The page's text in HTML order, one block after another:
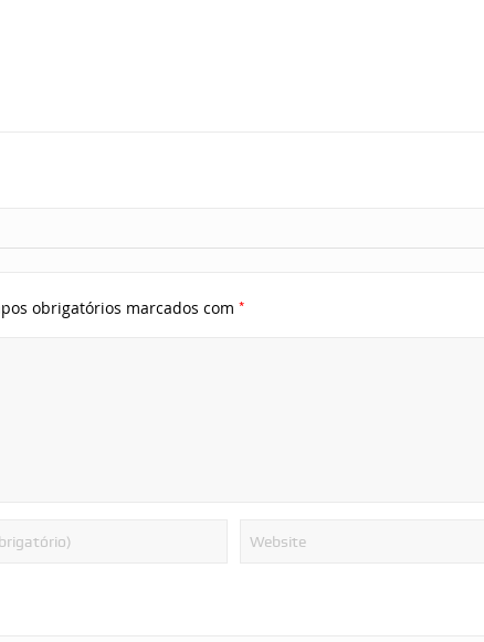
obrigatórios marcados com *